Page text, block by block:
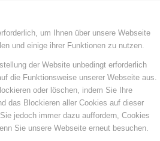
um Ihnen über unsere Webseite
und einige ihrer Funktionen zu nutzen.
der Website unbedingt erforderlich
die Funktionsweise unserer Webseite aus.
oder löschen, indem Sie Ihre
das Blockieren aller Cookies auf dieser
jedoch immer dazu auffordern, Cookies
Sie unsere Webseite erneut besuchen.